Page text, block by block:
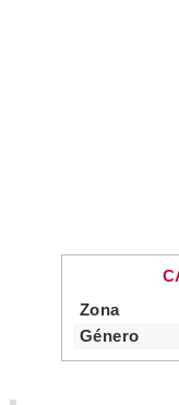
Zona
Género